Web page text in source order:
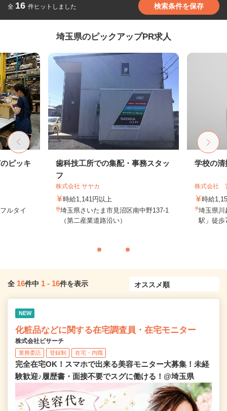
全 16 件ヒットしました 検索条件を保存
埼玉県のピックアップPR求人
ピッキ
ルタイ
歯科技工所での集配・事務スタッ
フ
株式会社 サヤカ
時給1,141円以上
埼玉県さいたま市見沼区南中野137-1
（第二産業道路沿い）
学校の清
株式会社
時給
埼玉県川
駅」徒歩
全 16件中 1 - 16件を表示
NEW
化粧品などに関する在宅調査員・在宅モニター
株式会社ビサーチ
業務委託 登録制 在宅・内職
完全在宅OK！スマホで出来る美容モニター大募集！未経
験歓迎♪履歴書・面接不要でスグに働ける！@埼玉県